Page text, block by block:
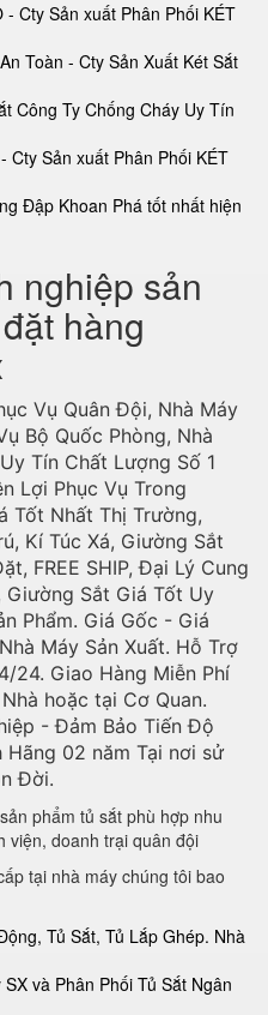
- Cty Sản xuất Phân Phối KÉT
Toàn - Cty Sản Xuất Két Sắt
Công Ty Chống Cháy Uy Tín
Cty Sản xuất Phân Phối KÉT
Đập Khoan Phá tốt nhất hiện
nghiệp sản
hàng
Vụ Quân Đội, Nhà Máy
Bộ Quốc Phòng, Nhà
Tín Chất Lượng Số 1
Lợi Phục Vụ Trong
Tốt Nhất Thị Trường,
Kí Túc Xá, Giường Sắt
FREE SHIP, Đại Lý Cung
Giường Sắt Giá Tốt Uy
Phẩm. Giá Gốc - Giá
Máy Sản Xuất. Hỗ Trợ
24. Giao Hàng Miễn Phí
hoặc tại Cơ Quan.
- Đảm Bảo Tiến Độ
Hãng 02 năm Tại nơi sử
Đời.
phẩm tủ sắt phù hợp nhu
viện, doanh trại quân đội
tại nhà máy chúng tôi bao
Tủ Sắt, Tủ Lắp Ghép. Nhà
và Phân Phối Tủ Sắt Ngân